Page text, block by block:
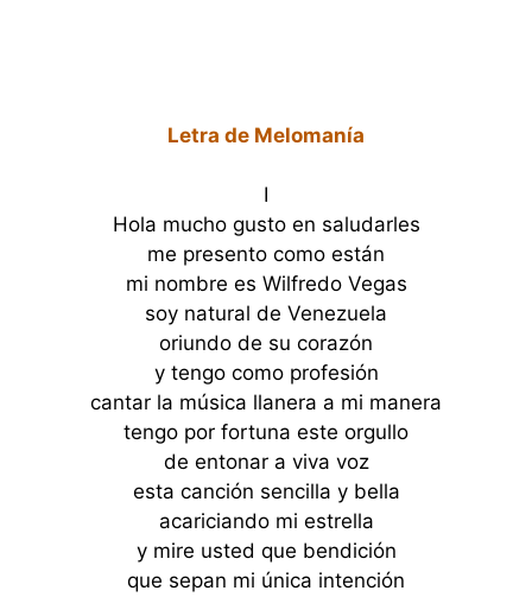
Letra de Melomanía
I
Hola mucho gusto en saludarles
me presento como están
mi nombre es Wilfredo Vegas
soy natural de Venezuela
oriundo de su corazón
y tengo como profesión
cantar la música llanera a mi manera
tengo por fortuna este orgullo
de entonar a viva voz
esta canción sencilla y bella
acariciando mi estrella
y mire usted que bendición
que sepan mi única intención